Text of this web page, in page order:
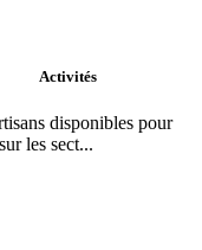
Activités
disponibles pour
les sect...